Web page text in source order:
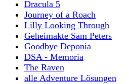
Dracula 5
Journey of a Roach
Lilly Looking Through
Geheimakte Sam Peters
Goodbye Deponia
DSA - Memoria
The Raven
alle Adventure Lösungen